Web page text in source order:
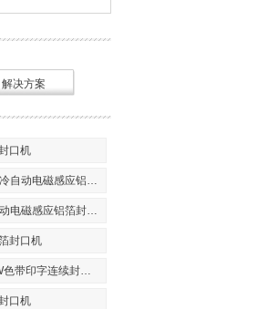
解决方案
口机
XH-3000水冷自动电磁感应铝箔封口机
XH-2300自动电磁感应铝箔封口机
封口机
FRS-1120W色带印字连续封口机
口机